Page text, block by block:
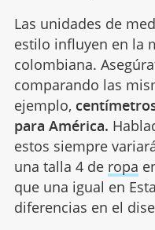
Las unidades de
estilo influyen en la
colombiana.
comparando las
ejemplo,
para América.
estos siempre
una talla 4 de ropa
que una igual en
diferencias en el